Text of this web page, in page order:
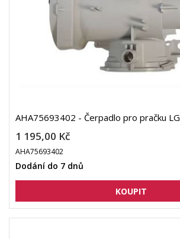
AHA75693402 - Čerpadlo pro pračku LG
1 195,00 Kč
AHA75693402
Dodání do 7 dnů